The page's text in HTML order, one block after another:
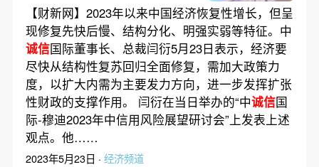
【财新网】2023年以来中国经济恢复性增长，但呈
现修复先快后慢、结构分化、明强实弱等特征。中
诚信国际董事长、总裁闫衍5月23日表示，经济要
尽快从结构性复苏回归全面修复，需加大政策力
度，以扩大内需为主要发力方向，进一步发挥扩张
性财政的支撑作用。 闫衍在当日举办的“中诚信国
际-穆迪2023年中信用风险展望研讨会”上发表上述
观点。他……
2023年5月23日 · 经济频道